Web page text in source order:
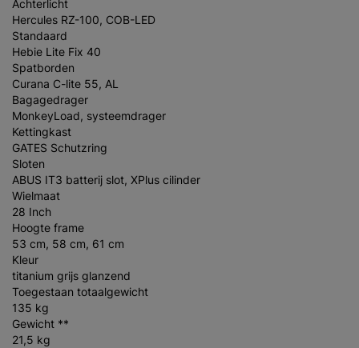
Achterlicht
Hercules RZ-100, COB-LED
Standaard
Hebie Lite Fix 40
Spatborden
Curana C-lite 55, AL
Bagagedrager
MonkeyLoad, systeemdrager
Kettingkast
GATES Schutzring
Sloten
ABUS IT3 batterij slot, XPlus cilinder
Wielmaat
28 Inch
Hoogte frame
53 cm, 58 cm, 61 cm
Kleur
titanium grijs glanzend
Toegestaan totaalgewicht
135 kg
Gewicht **
21,5 kg